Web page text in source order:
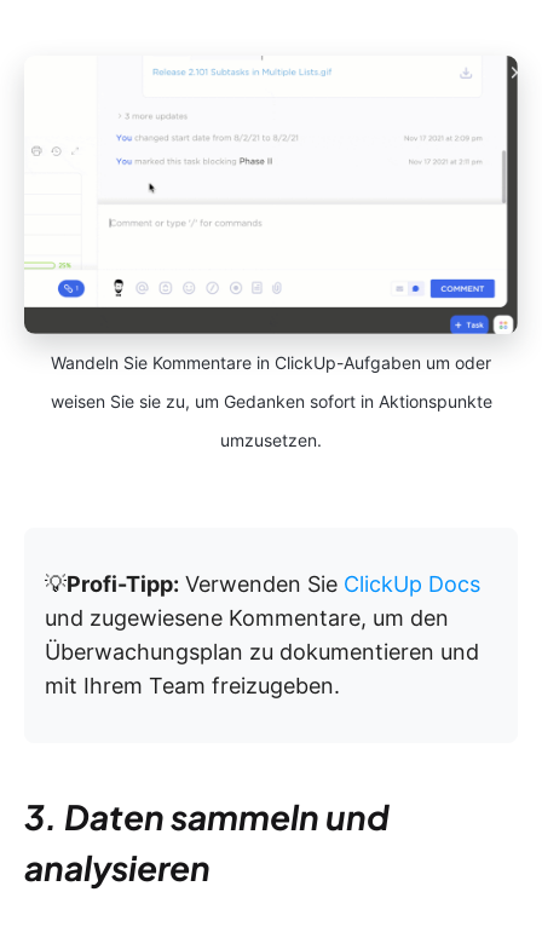
Wandeln Sie Kommentare in ClickUp-Aufgaben um oder
weisen Sie sie zu, um Gedanken sofort in Aktionspunkte
umzusetzen.
💡Profi-Tipp: Verwenden Sie ClickUp Docs
und zugewiesene Kommentare, um den
Überwachungsplan zu dokumentieren und
mit Ihrem Team freizugeben.
3. Daten sammeln und
analysieren